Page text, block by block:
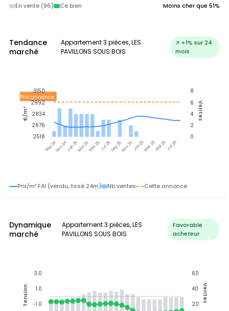
En vente (96) Ce bien Moins cher que 51%
Tendance
marché
Appartement 3 pièces, LES
PAVILLONS SOUS BOIS
↗ +1% sur 24
mois
Sep 24Nov 24Jan 25Mar 25Mai 25Jul 25Sep 25Nov 25Jan 26Mar 26Mai 26Jul 26
Prix annonce
8
6
4
2
0
Ventes
3150
2992
2834
2676
2518
€/m²
Prix/m² FAI (vendu, lissé 24m) Nb ventes Cette annonce
Dynamique
marché
Appartement 3 pièces, LES
PAVILLONS SOUS BOIS
Favorable
acheteur
60
40
20
Ventes
3.0
1.0
-1.0
Tension